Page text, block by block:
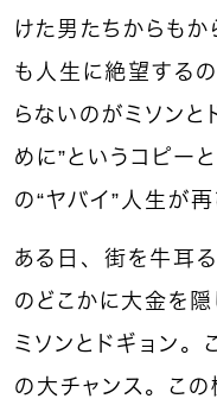
けた男たちからも
も人生に絶望する
らないのがミソン
めに”というコピー
の“ヤバイ”人生が
ある日、街を牛耳る
のどこかに大金を
ミソンとドギョン
の大チャンス。こ